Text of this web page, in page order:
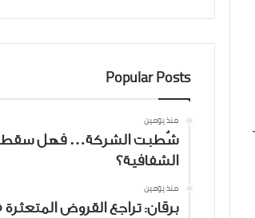
Popular Posts
منذ يومين
شُطبت الشركة… فهل
الشفافية؟
منذ يومين